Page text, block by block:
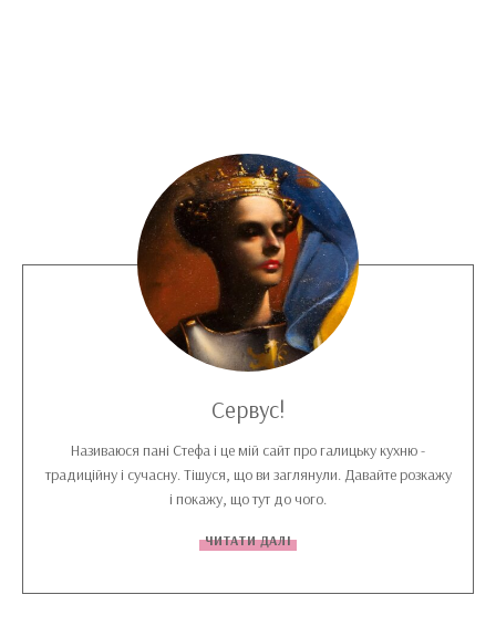
Сервус!
Називаюся пані Стефа і це мій сайт про галицьку кухню -
традиційну і сучасну. Тішуся, що ви заглянули. Давайте розкажу
і покажу, що тут до чого.
ЧИТАТИ ДАЛІ